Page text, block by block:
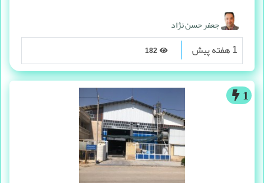
جعفر حسن نژاد
1 هفته پیش
1